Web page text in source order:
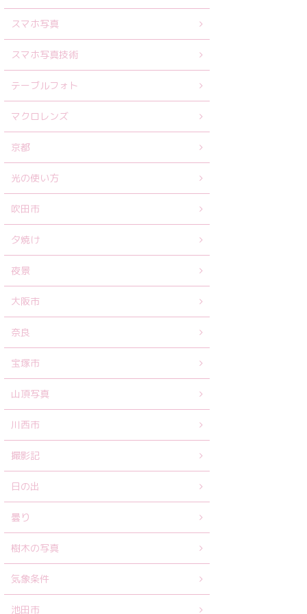
スマホ写真
スマホ写真技術
テーブルフォト
マクロレンズ
京都
光の使い方
吹田市
夕焼け
夜景
大阪市
奈良
宝塚市
山頂写真
川西市
撮影記
日の出
曇り
樹木の写真
気象条件
池田市